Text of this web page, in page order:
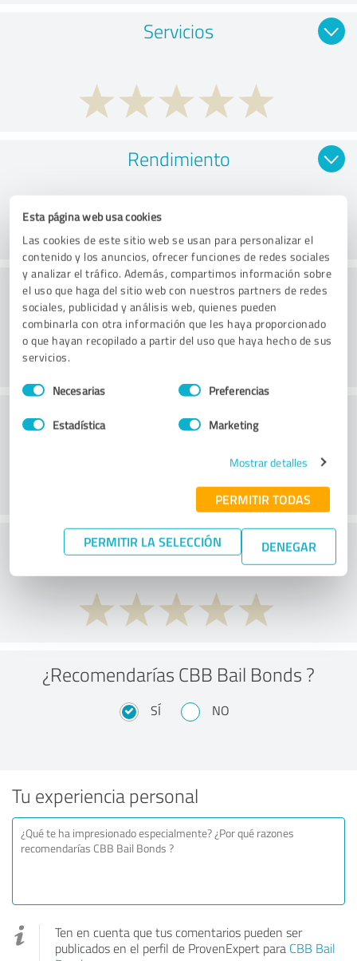
Esta página web usa cookies
Las cookies de este sitio web se usan para personalizar el
contenido y los anuncios, ofrecer funciones de redes sociales
y analizar el tráfico. Además, compartimos información sobre
el uso que haga del sitio web con nuestros partners de redes
sociales, publicidad y análisis web, quienes pueden
combinarla con otra información que les haya proporcionado
o que hayan recopilado a partir del uso que haya hecho de sus
servicios.
Selección
de
Necesarias Preferencias
Estadística Marketing
Mostrar detalles
PERMITIR TODAS
PERMITIR LA SELECCIÓN DENEGAR
Servicios
Rendimiento
Consultoría
Servicio de atención al cliente
¿Qué te parece la relación calidad-precio?
¿Recomendarías CBB Bail Bonds ?
SÍ NO
Tu experiencia personal
Ten en cuenta que tus comentarios pueden ser
publicados en el perfil de ProvenExpert para CBB Bail